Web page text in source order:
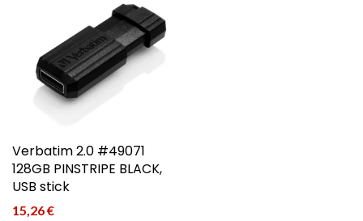
Verbatim 2.0 #49071
128GB PINSTRIPE BLACK,
USB stick
15,26€